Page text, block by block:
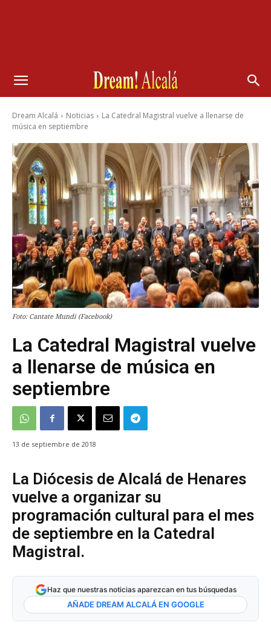
Dream Alcalá Noticias
La Catedral Magistral vuelve a llenarse de
música en septiembre
Foto: Cantate Mundi (Facebook)
La Catedral Magistral vuelve
a llenarse de música en
septiembre
13 de septiembre de 2018
La Diócesis de Alcalá de Henares
vuelve a organizar su
programación cultural para el mes
de septiembre en la Catedral
Magistral.
Haz que nuestras noticias aparezcan en tus búsquedas
AÑADE DREAM ALCALÁ EN GOOGLE